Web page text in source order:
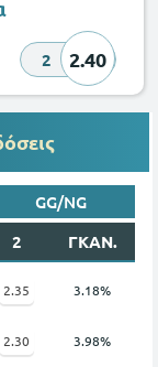
2 2.40
GG/NG
2 ΓΚΑΝ.
2.35 3.18%
2.30 3.98%